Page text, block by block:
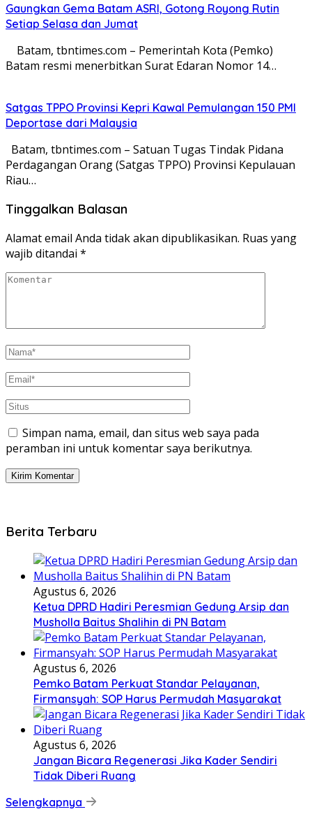
Gaungkan Gema Batam ASRI, Gotong Royong Rutin
Setiap Selasa dan Jumat
Batam, tbntimes.com – Pemerintah Kota (Pemko)
Batam resmi menerbitkan Surat Edaran Nomor 14…
Satgas TPPO Provinsi Kepri Kawal Pemulangan 150 PMI
Deportase dari Malaysia
Batam, tbntimes.com – Satuan Tugas Tindak Pidana
Perdagangan Orang (Satgas TPPO) Provinsi Kepulauan
Riau…
Tinggalkan Balasan
Alamat email Anda tidak akan dipublikasikan. Ruas yang
wajib ditandai *
Simpan nama, email, dan situs web saya pada
peramban ini untuk komentar saya berikutnya.
Berita Terbaru
Agustus 6, 2026
Ketua DPRD Hadiri Peresmian Gedung Arsip dan
Musholla Baitus Shalihin di PN Batam
Agustus 6, 2026
Pemko Batam Perkuat Standar Pelayanan,
Firmansyah: SOP Harus Permudah Masyarakat
Agustus 6, 2026
Jangan Bicara Regenerasi Jika Kader Sendiri
Tidak Diberi Ruang
Selengkapnya